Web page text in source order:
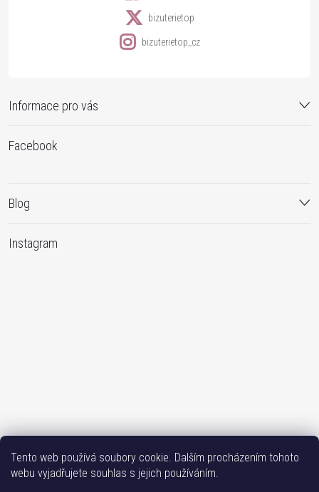
Tento web používá soubory cookie. Dalším procházením tohoto
webu vyjadřujete souhlas s jejich používáním.
Informace pro vás
bizuterietop
bizuterietop_cz
Facebook
Blog
Instagram